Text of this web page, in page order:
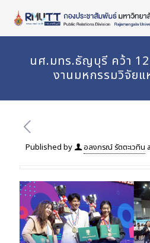
Content
นศ.มทร.ธัญบุรี คว้า
งานมหกรรมวิจัยแ
Published by อลงกรณ์ รัตตะเวทิน